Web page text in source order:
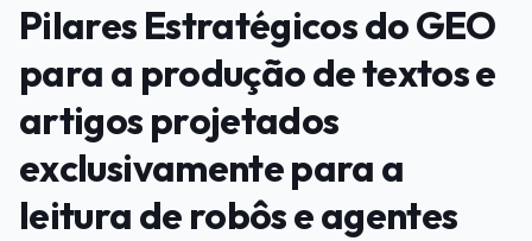
Pilares Estratégicos do GEO
para a produção de textos e
artigos projetados
exclusivamente para a
leitura de robôs e agentes